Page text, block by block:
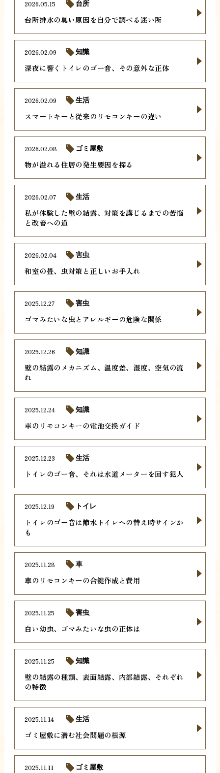
台所排水の臭い原因を自分で調べる迷い所
2026.05.15 台所
深夜に響くトイレのゴー音、その意外な正体
2026.02.09 知識
スマートキーと従来のリモコンキーの違い
2026.02.09 生活
物が溢れる住居の発生要因を探る
2026.02.08 ゴミ屋敷
私が体験した壁の結露、対策を講じるまでの苦悩
と改善への道
2026.02.07 生活
和室の畳、虫対策と正しいお手入れ
2026.02.04 害虫
ゴマみたいな虫とアレルギーの危険な関係
2025.12.27 害虫
壁の結露のメカニズム、温度差、湿度、空気の流
れ
2025.12.26 知識
車のリモコンキーの電池交換ガイド
2025.12.24 知識
トイレのゴー音、それは水道メーターを回す犯人
2025.12.23 生活
トイレのゴー音は節水トイレへの替え時サインか
も
2025.12.19 トイレ
車のリモコンキーの合鍵作成と費用
2025.11.28 車
白い幼虫、ゴマみたいな虫の正体は
2025.11.25 害虫
壁の結露の種類、表面結露、内部結露、それぞれ
の特徴
2025.11.25 知識
ゴミ屋敷に潜む社会問題の根源
2025.11.14 生活
2025.11.11 ゴミ屋敷